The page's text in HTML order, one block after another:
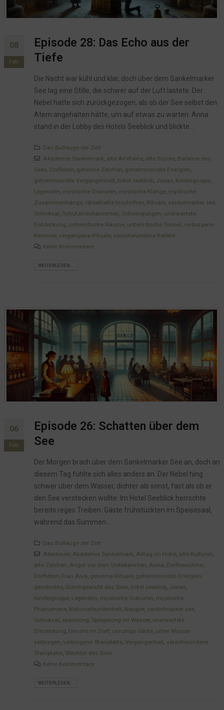
08
Feb.
Episode 28: Das Echo aus der
Tiefe
Die Nacht war kühl und klar, doch über dem Sankelmarker
See lag eine Stille, die schwer auf der Luft lastete. Der
Nebel hatte sich zurückgezogen, als ob der See selbst den
Atem angehalten hätte, um auf etwas zu warten. Anna
stand in der Lobby des Hotels Seeblick und blickte...
Das Bullauge der Zeit
Akademie Sankelmark alte Artefakte, alte Glocke, Balance des
Sees Dorfleben geheime Zeichen geheimnisvolle Energien
geheimnisvolle Vergangenheit hotel seeblick Jonas Kindergruppe
Legenden mystische Gravuren mystische Klänge mystische
Zusammenhänge rätselhafte Inschriften Rituale sankelmarker see
Schicksal Schutzmechanismen Schwingungen unerwartete
Entdeckung unterirdische Räume unterirdische Tunnel verborgene
Kammer, vergangene Rituale verschwundene Relikte
Keine Kommentare
WEITERLESEN...
06
Feb.
Episode 26: Schatten über dem
See
Der Morgen brach über dem Sankelmarker See an, doch an
diesem Tag fühlte sich alles anders an. Der Nebel hing
schwer über dem Wasser, dichter als sonst, fast als ob er
den See verstecken wollte. Im Hotel Seeblick herrschte
bereits reges Treiben. Gäste frühstückten im Speisesaal,
während das Summen...
Das Bullauge der Zeit
Abenteuer, Akademie Sankelmark, Alltag im Hotel, alte Kulturen,
alte Zeichen, Angst vor dem Unbekannten, Anna, Dorfbewohner,
Dorfleben, Frau Alva, geheime Rituale, geheimnisvolle Energien,
geschichte, Gleichgewicht des Sees, hotel seeblick, Jonas,
Kindergruppe, Legenden, mystische Gravuren, mystische
Phänomene, Naturverbundenheit, Neugier, sankelmarker see,
Schicksal, spannung, Spiegelung im Wasser, unerwartete
Entdeckung, Unruhe im Dorf, unruhige Gäste, unter Wasser
verborgen, verborgene Steinplatte, Vergangenheit, verschwundene
Steinplatte, Wächter des Sees
Keine Kommentare
WEITERLESEN...